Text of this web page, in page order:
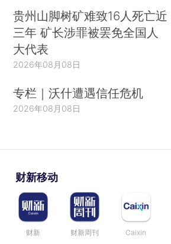
贵州山脚树矿难致16人死亡近
三年 矿长涉罪被罢免全国人
大代表
2026年08月08日
专栏｜沃什遭遇信任危机
2026年08月08日
财新移动
财新 财新周刊 Caixin